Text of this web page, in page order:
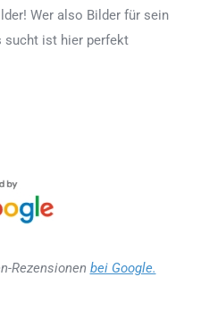
Wer also Bilder für sein
sucht ist hier perfekt
Rezensionen bei Google.